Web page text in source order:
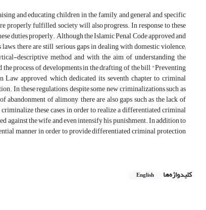
and educating children in the family, and general and specific
properly fulfilled, society will also progress. In response to these
duties properly. Although the Islamic Penal Code approved and
there are still serious gaps in dealing with domestic violence;
descriptive method and with the aim of understanding the
process of developments in the drafting of the bill "Preventing
approved, which dedicated its seventh chapter to criminal
In these regulations, despite some new criminalizations such as
of alimony, there are also gaps such as the lack of
these cases in order to realize a differentiated criminal
the wife, and even intensify his punishment. In addition to
manner in order to provide differentiated criminal protection
کلیدواژه‌ها
English